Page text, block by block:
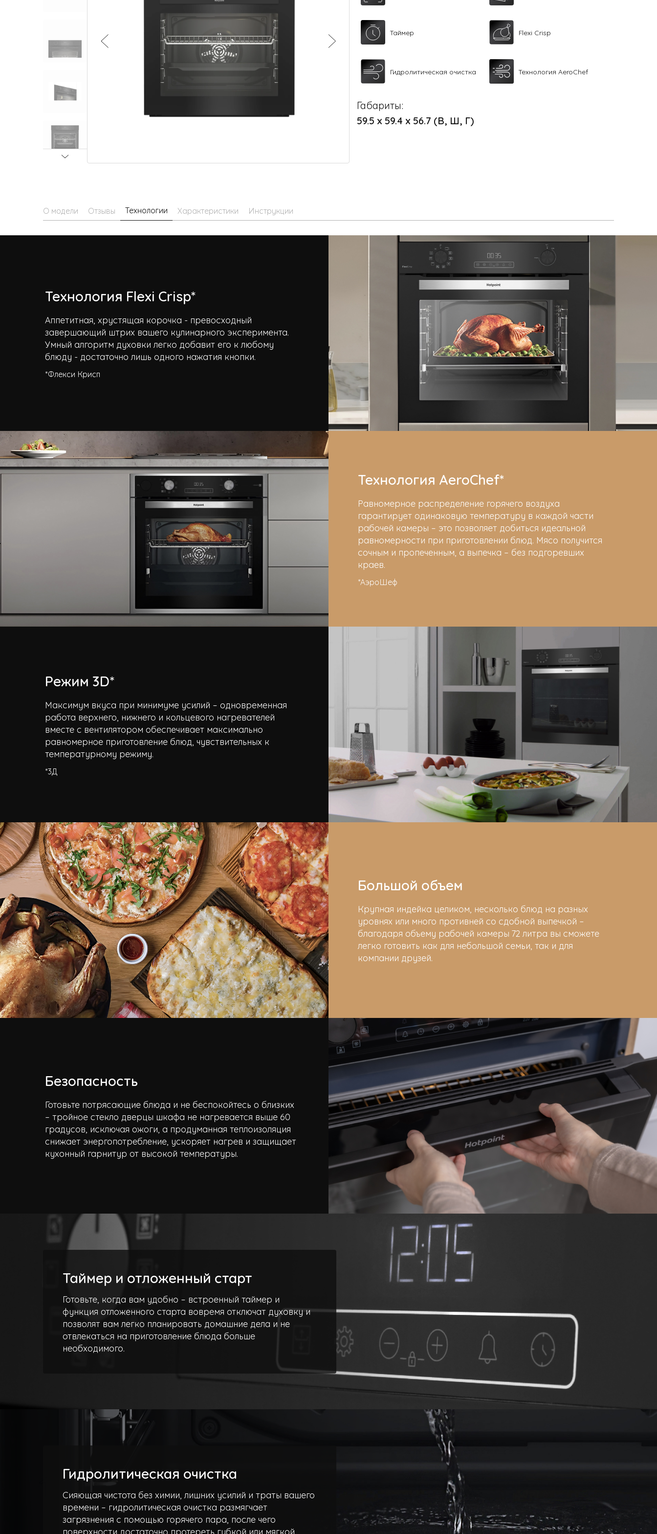
Таймер Flexi Crisp
Гидролитическая очистка Технология AeroChef
Габариты:
59.5 х 59.4 х 56.7 (В, Ш, Г)
О модели Отзывы Технологии Характеристики Инструкции
Технология Flexi Crisp*
Аппетитная, хрустящая корочка - превосходный
завершающий штрих вашего кулинарного эксперимента.
Умный алгоритм духовки легко добавит его к любому
блюду - достаточно лишь одного нажатия кнопки.
*Флекси Крисп
Технология AeroChef*
Равномерное распределение горячего воздуха
гарантирует одинаковую температуру в каждой части
рабочей камеры – это позволяет добиться идеальной
равномерности при приготовлении блюд. Мясо получится
сочным и пропеченным, а выпечка – без подгоревших
краев.
*АэроШеф
Режим 3D*
Максимум вкуса при минимуме усилий – одновременная
работа верхнего, нижнего и кольцевого нагревателей
вместе с вентилятором обеспечивает максимально
равномерное приготовление блюд, чувствительных к
температурному режиму.
*3Д
Большой объем
Крупная индейка целиком, несколько блюд на разных
уровнях или много противней со сдобной выпечкой –
благодаря объему рабочей камеры 72 литра вы сможете
легко готовить как для небольшой семьи, так и для
компании друзей.
Безопасность
Готовьте потрясающие блюда и не беспокойтесь о близких
– тройное стекло дверцы шкафа не нагревается выше 60
градусов, исключая ожоги, а продуманная теплоизоляция
снижает энергопотребление, ускоряет нагрев и защищает
кухонный гарнитур от высокой температуры.
Таймер и отложенный старт
Готовьте, когда вам удобно – встроенный таймер и
функция отложенного старта вовремя отключат духовку и
позволят вам легко планировать домашние дела и не
отвлекаться на приготовление блюда больше
необходимого.
Гидролитическая очистка
Сияющая чистота без химии, лишних усилий и траты вашего
времени – гидролитическая очистка размягчает
загрязнения с помощью горячего пара, после чего
поверхности достаточно протереть губкой или мягкой